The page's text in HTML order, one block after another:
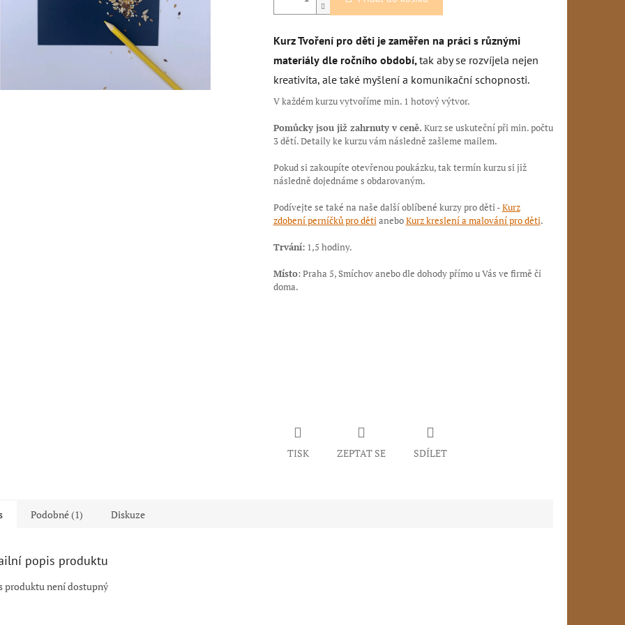
Kurz Tvoření pro děti je zaměřen na práci s různými
materiály dle ročního období,tak aby se rozvíjela nejen
kreativita, ale také myšlení a komunikační schopnosti.
V každém kurzu vytvoříme min. 1 hotový výtvor.
Pomůcky jsou již zahrnuty v ceně. Kurz se uskuteční při min. počtu
3 dětí.Detaily ke kurzu vám následně zašleme mailem.
Pokud si zakoupíte otevřenou poukázku, tak termín kurzu si již
následně dojednáme s obdarovaným.
Podívejte se také na naše další oblíbené kurzy pro děti -Kurz
zdobení perníčků pro dětianeboKurz kreslení a malování pro děti.
Trvání:1,5 hodiny.
Místo: Praha 5, Smíchov anebo dle dohody přímo u Vás ve firmě či
doma.
TISK ZEPTAT SE SDÍLET
Podobné (1) Diskuze
popis produktu
produktu není dostupný